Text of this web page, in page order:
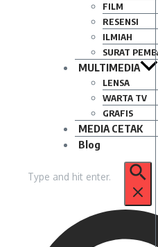
FILM
RESENSI
ILMIAH
SURAT
MULTIMEDIA
LENSA
WARTA TV
GRAFIS
MEDIA CETAK
Blog
untuk: